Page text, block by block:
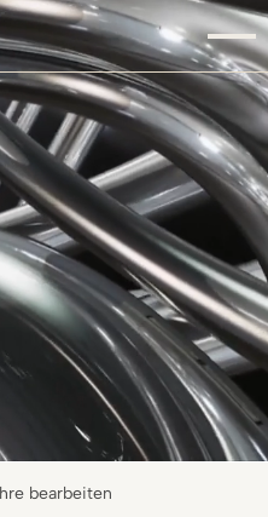
bearbeiten